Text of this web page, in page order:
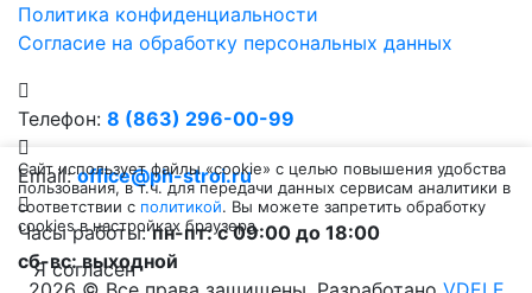
Политика конфиденциальности
Согласие на обработку персональных данных
Телефон: 8 (863) 296-00-99
Email: office@ph-stroi.ru
Часы работы: пн-пт: c 09:00 до 18:00
сб-вс: выходной
Сайт использует файлы «cookie» с целью повышения удобства
пользования, в т.ч. для передачи данных сервисам аналитики в
соответствии с политикой. Вы можете запретить обработку
cookies в настройках браузера.
Я согласен